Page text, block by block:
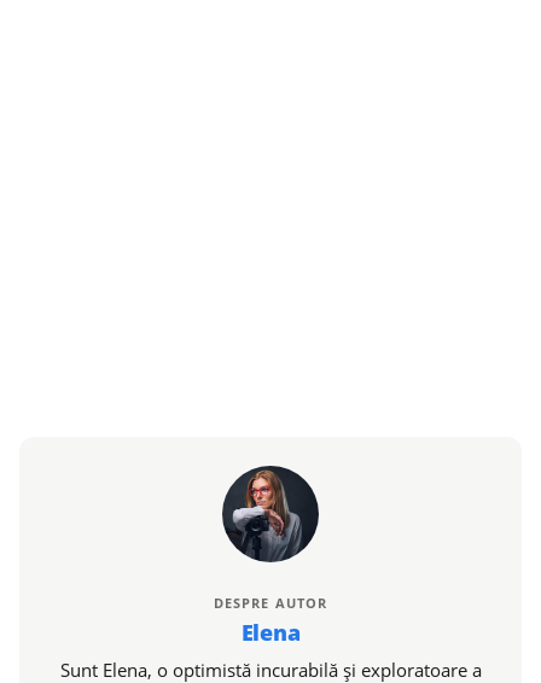
DESPRE AUTOR
Elena
Sunt Elena, o optimistă incurabilă și exploratoare a